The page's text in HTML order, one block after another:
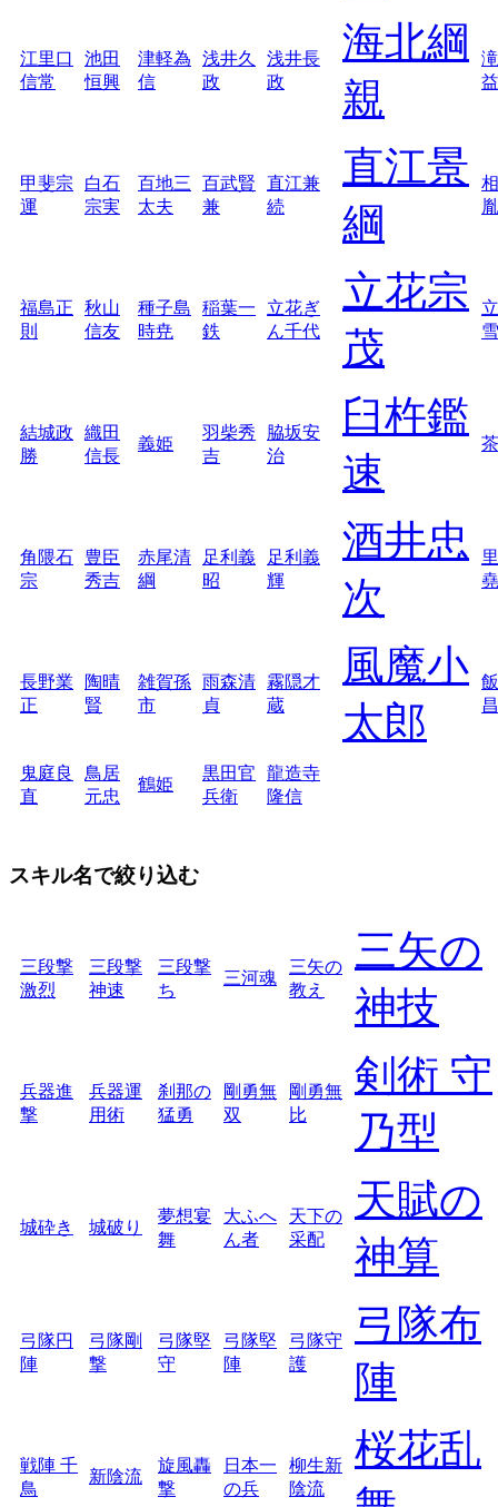
江里口
信常
池田
恒興
津軽為
信
浅井久
政
浅井長
政
海北綱
親
益
甲斐宗
運
白石
宗実
百地三
太夫
百武賢
兼
直江兼
続
直江景
綱
胤
福島正
則
秋山
信友
種子島
時尭
稲葉一
鉄
立花ぎ
ん千代
立花宗
茂
雪
結城政
勝
織田
信長
義姫
羽柴秀
吉
脇坂安
治
臼杵鑑
速
角隈石
宗
豊臣
秀吉
赤尾清
綱
足利義
昭
足利義
輝
酒井忠
次
堯
長野業
正
陶晴
賢
雑賀孫
市
雨森清
貞
霧隠才
蔵
風魔小
太郎
昌
鬼庭良
直
鳥居
元忠
鶴姫
黒田官
兵衛
龍造寺
隆信
スキル名で絞り込む
三段撃
激烈
三段撃
神速
三段撃
ち
三河魂
三矢の
教え
三矢の
神技
兵器進
撃
兵器運
用術
刹那の
猛勇
剛勇無
双
剛勇無
比
剣術 守
乃型
城砕き 城破り
夢想宴
舞
大ふへ
ん者
天下の
采配
天賦の
神算
弓隊円
陣
弓隊剛
撃
弓隊堅
守
弓隊堅
陣
弓隊守
護
弓隊布
陣
戦陣 千
鳥
新陰流
旋風轟
撃
日本一
の兵
柳生新
陰流
桜花乱